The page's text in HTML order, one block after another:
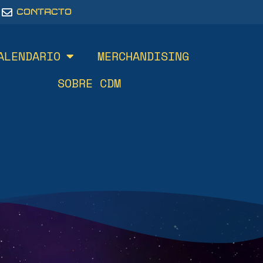
CONTACTO
MERCHANDISING
SOBRE CDM